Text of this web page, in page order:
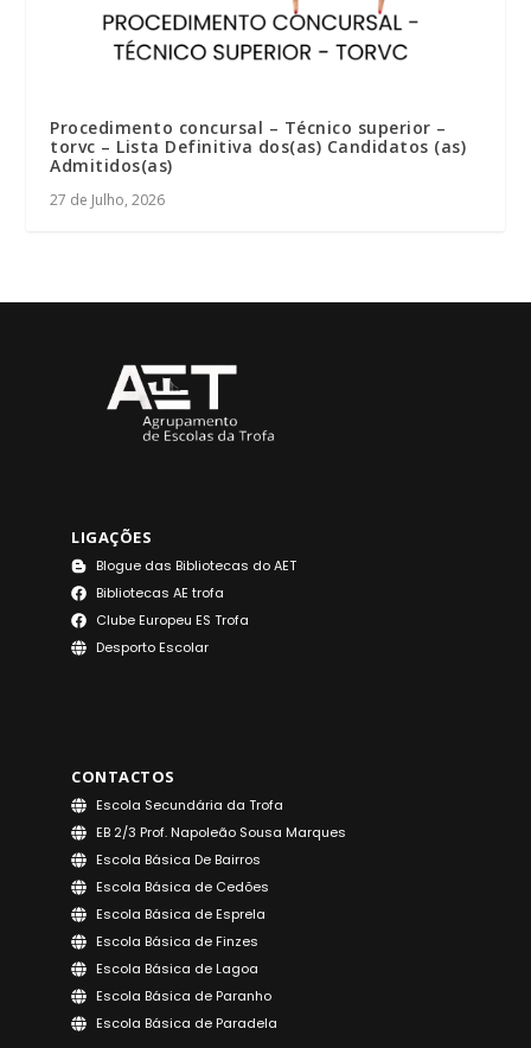
Procedimento concursal – Técnico superior –
torvc – Lista Definitiva dos(as) Candidatos (as)
Admitidos(as)
27 de Julho, 2026
LIGAÇÕES
Blogue das Bibliotecas do AET
Bibliotecas AE trofa
Clube Europeu ES Trofa
Desporto Escolar
CONTACTOS
Escola Secundária da Trofa
EB 2/3 Prof. Napoleão Sousa Marques
Escola Básica De Bairros
Escola Básica de Cedões
Escola Básica de Esprela
Escola Básica de Finzes
Escola Básica de Lagoa
Escola Básica de Paranho
Escola Básica de Paradela